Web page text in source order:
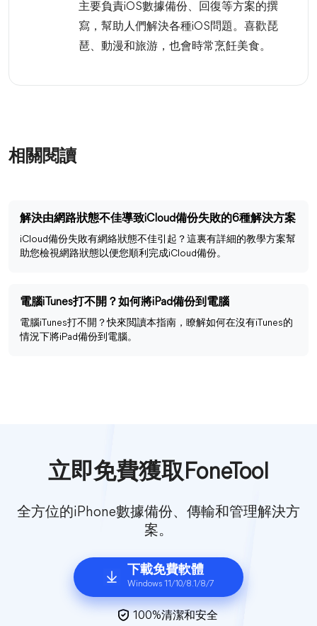
主要負責iOS數據備份、回復等方案的撰
寫，幫助人們解決各種iOS問題。喜歡琵
琶、動漫和旅游，也會時常烹飪美食。
相關閱讀
解決由網路狀態不佳導致iCloud備份失敗的6種解決方案
iCloud備份失敗有網絡狀態不佳引起？這裏有詳細的教學方案幫
助您檢視網路狀態以便您順利完成iCloud備份。
電腦iTunes打不開？如何將iPad備份到電腦
電腦iTunes打不開？快來閲讀本指南，瞭解如何在沒有iTunes的
情況下將iPad備份到電腦。
立即免費獲取FoneTool
全方位的iPhone數據備份、傳輸和管理解決方
案。
下載免費軟體
Windows 11/10/8.1/8/7
100%清潔和安全